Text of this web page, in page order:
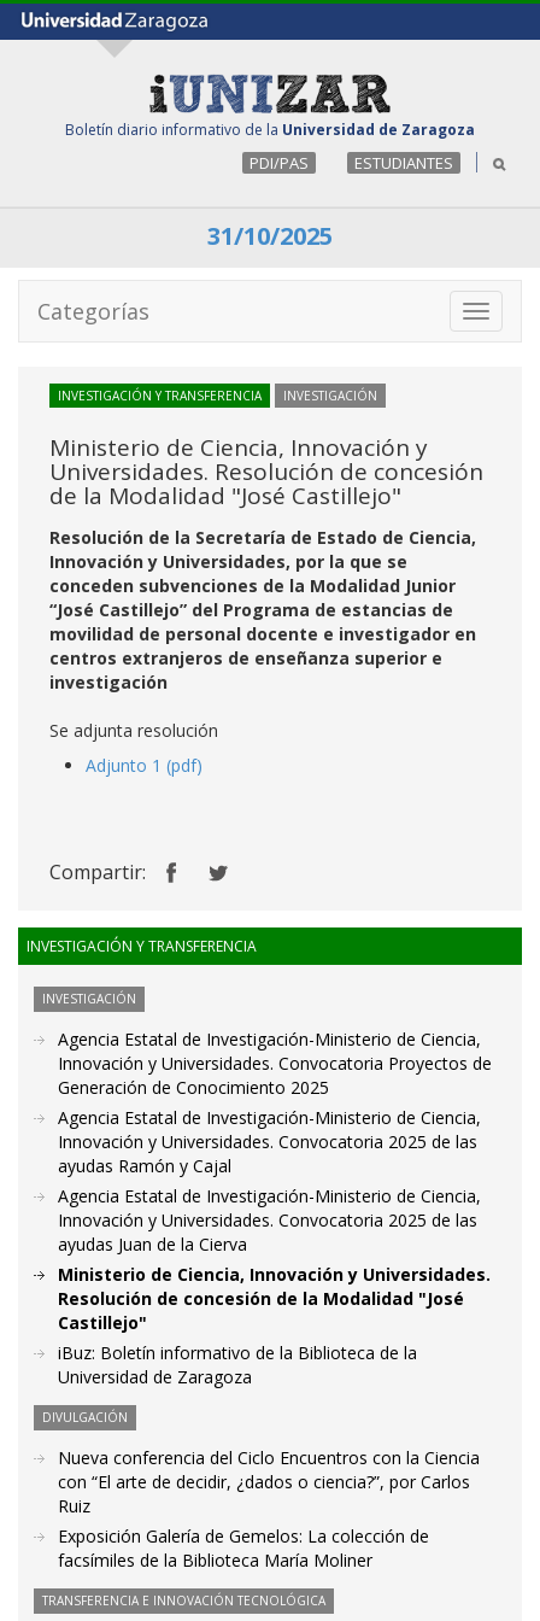
Boletín diario informativo de la Universidad de Zaragoza
PDI/PAS ESTUDIANTES
31/10/2025
Toggle
Categorías
INVESTIGACIÓN Y TRANSFERENCIA INVESTIGACIÓN
Ministerio de Ciencia, Innovación y
Universidades. Resolución de concesión
de la Modalidad "José Castillejo"
Resolución de la Secretaría de Estado de Ciencia,
Innovación y Universidades, por la que se
conceden subvenciones de la Modalidad Junior
“José Castillejo” del Programa de estancias de
movilidad de personal docente e investigador en
centros extranjeros de enseñanza superior e
investigación
Se adjunta resolución
Adjunto 1 (pdf)
Compartir:
INVESTIGACIÓN Y TRANSFERENCIA
INVESTIGACIÓN
Agencia Estatal de Investigación-Ministerio de Ciencia,
Innovación y Universidades. Convocatoria Proyectos de
Generación de Conocimiento 2025
Agencia Estatal de Investigación-Ministerio de Ciencia,
Innovación y Universidades. Convocatoria 2025 de las
ayudas Ramón y Cajal
Agencia Estatal de Investigación-Ministerio de Ciencia,
Innovación y Universidades. Convocatoria 2025 de las
ayudas Juan de la Cierva
Ministerio de Ciencia, Innovación y Universidades.
Resolución de concesión de la Modalidad "José
Castillejo"
iBuz: Boletín informativo de la Biblioteca de la
Universidad de Zaragoza
DIVULGACIÓN
Nueva conferencia del Ciclo Encuentros con la Ciencia
con “El arte de decidir, ¿dados o ciencia?”, por Carlos
Ruiz
Exposición Galería de Gemelos: La colección de
facsímiles de la Biblioteca María Moliner
TRANSFERENCIA E INNOVACIÓN TECNOLÓGICA